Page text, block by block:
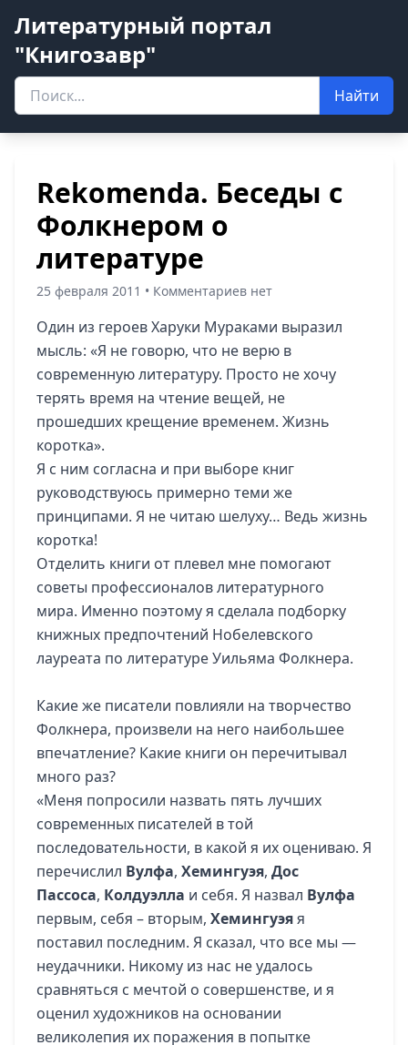
Литературный портал
"Книгозавр"
Найти
Rekomenda. Беседы с
Фолкнером о
литературе
25 февраля 2011 • Комментариев нет
Один из героев Харуки Мураками выразил
мысль: «Я не говорю, что не верю в
современную литературу. Просто не хочу
терять время на чтение вещей, не
прошедших крещение временем. Жизнь
коротка».
Я с ним согласна и при выборе книг
руководствуюсь примерно теми же
принципами. Я не читаю шелуху… Ведь жизнь
коротка!
Отделить книги от плевел мне помогают
советы профессионалов литературного
мира. Именно поэтому я сделала подборку
книжных предпочтений Нобелевского
лауреата по литературе Уильяма Фолкнера.
Какие же писатели повлияли на творчество
Фолкнера, произвели на него наибольшее
впечатление? Какие книги он перечитывал
много раз?
«Меня попросили назвать пять лучших
современных писателей в той
последовательности, в какой я их оцениваю. Я
перечислил Вулфа, Хемингуэя, Дос
Пассоса, Колдуэлла и себя. Я назвал Вулфа
первым, себя – вторым, Хемингуэяя
поставил последним. Я сказал, что все мы —
неудачники. Никому из нас не удалось
сравняться с мечтой о совершенстве, и я
оценил художников на основании
великолепия их поражения в попытке